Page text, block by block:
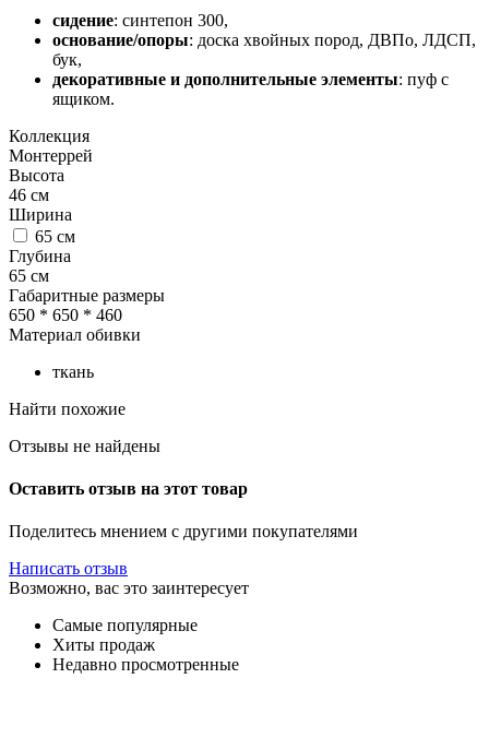
сидение: синтепон 300,
основание/опоры: доска хвойных пород, ДВПо, ЛДСП,
бук,
декоративные и дополнительные элементы: пуф с
ящиком.
Коллекция
Монтеррей
Высота
46 см
Ширина
65 см
Глубина
65 см
Габаритные размеры
650 * 650 * 460
Материал обивки
ткань
Найти похожие
Отзывы не найдены
Оставить отзыв на этот товар
Поделитесь мнением с другими покупателями
Написать отзыв
Возможно, вас это заинтересует
Самые популярные
Хиты продаж
Недавно просмотренные